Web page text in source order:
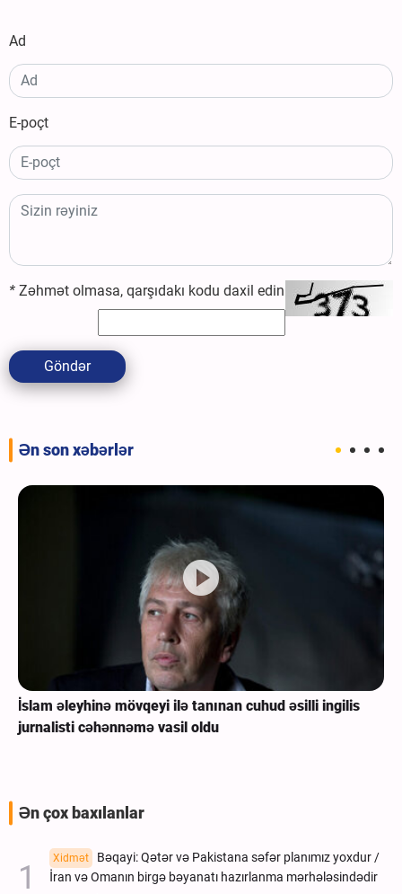
Ad
E-poçt
* Zəhmət olmasa, qarşıdakı kodu daxil edin
Göndər
Ən son xəbərlər
İslam əleyhinə mövqeyi ilə tanınan cuhud əsilli ingilis
jurnalisti cəhənnəmə vasil oldu
Ən çox baxılanlar
Xidmət
Bəqayi: Qətər və Pakistana səfər planımız yoxdur /
İran və Omanın birgə bəyanatı hazırlanma mərhələsindədir